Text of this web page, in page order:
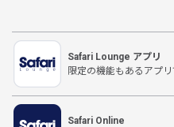
Safari Lounge アプリ
限定の機能もあるアプ
Safari Online